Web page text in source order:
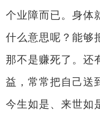
个业障而已。身体
什么意思呢？能够
那不是赚死了。还
益，常常把自己送
今生如是、来世如